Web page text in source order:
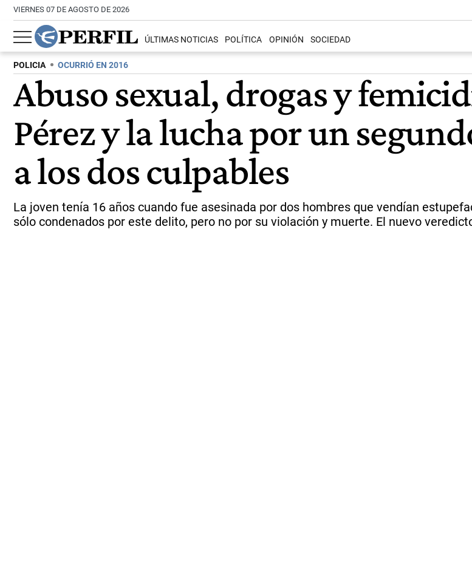
VIERNES 07 DE AGOSTO DE 2026
ÚLTIMAS NOTICIAS POLÍTICA OPINIÓN SOCIEDAD
POLICIA OCURRIÓ EN 2016
Abuso sexual, drogas y
Pérez y la lucha por un
a los dos culpables
La joven tenía 16 años cuando fue asesinada por dos hombres que vendían
sólo condenados por este delito, pero no por su violación y muerte. El nuevo